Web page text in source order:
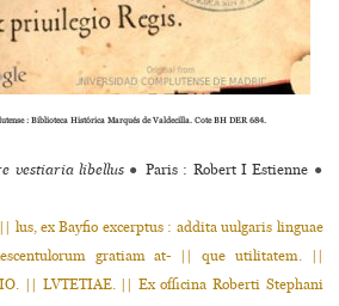
: Biblioteca Histórica Marqués de Valdecilla. Cote BH DER 684.
vestiaria libellus ● Paris : Robert I Estienne ●
lus, ex Bayfio excerptus : addita uulgaris linguae
gratiam at- || que utilitatem. ||
|| LVTETIAE. || Ex officina Roberti Stephani